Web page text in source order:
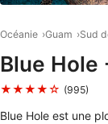
Océanie Guam Sud
Blue Hole
★★★★☆ (995)
Blue Hole est une